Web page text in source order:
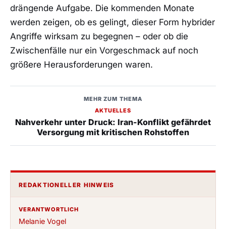
drängende Aufgabe. Die kommenden Monate
werden zeigen, ob es gelingt, dieser Form hybrider
Angriffe wirksam zu begegnen – oder ob die
Zwischenfälle nur ein Vorgeschmack auf noch
größere Herausforderungen waren.
MEHR ZUM THEMA
AKTUELLES
Nahverkehr unter Druck: Iran-Konflikt gefährdet
Versorgung mit kritischen Rohstoffen
REDAKTIONELLER HINWEIS
VERANTWORTLICH
Melanie Vogel